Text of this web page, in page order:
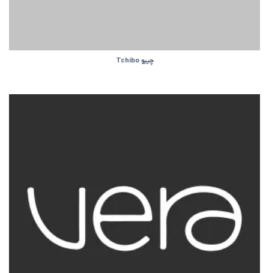
چیبو Tchibo